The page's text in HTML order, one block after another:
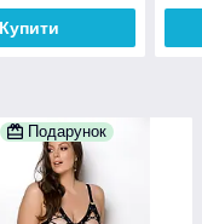
Купити
Подарунок